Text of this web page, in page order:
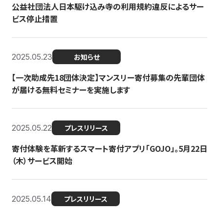
公益社団法人日本駆け込み寺の利用規約違反によるサー
ビス停止措置
2025.05.23 お知らせ
【一次助成先18団体決定】マンスリー寄付募集の先輩団体
が届ける無料セミナーを実施します
2025.05.22 プレスリリース
寄付体験を革新するスマート寄付アプリ「GOJO」。5月22日
（木）サービス開始
2025.05.14 プレスリリース